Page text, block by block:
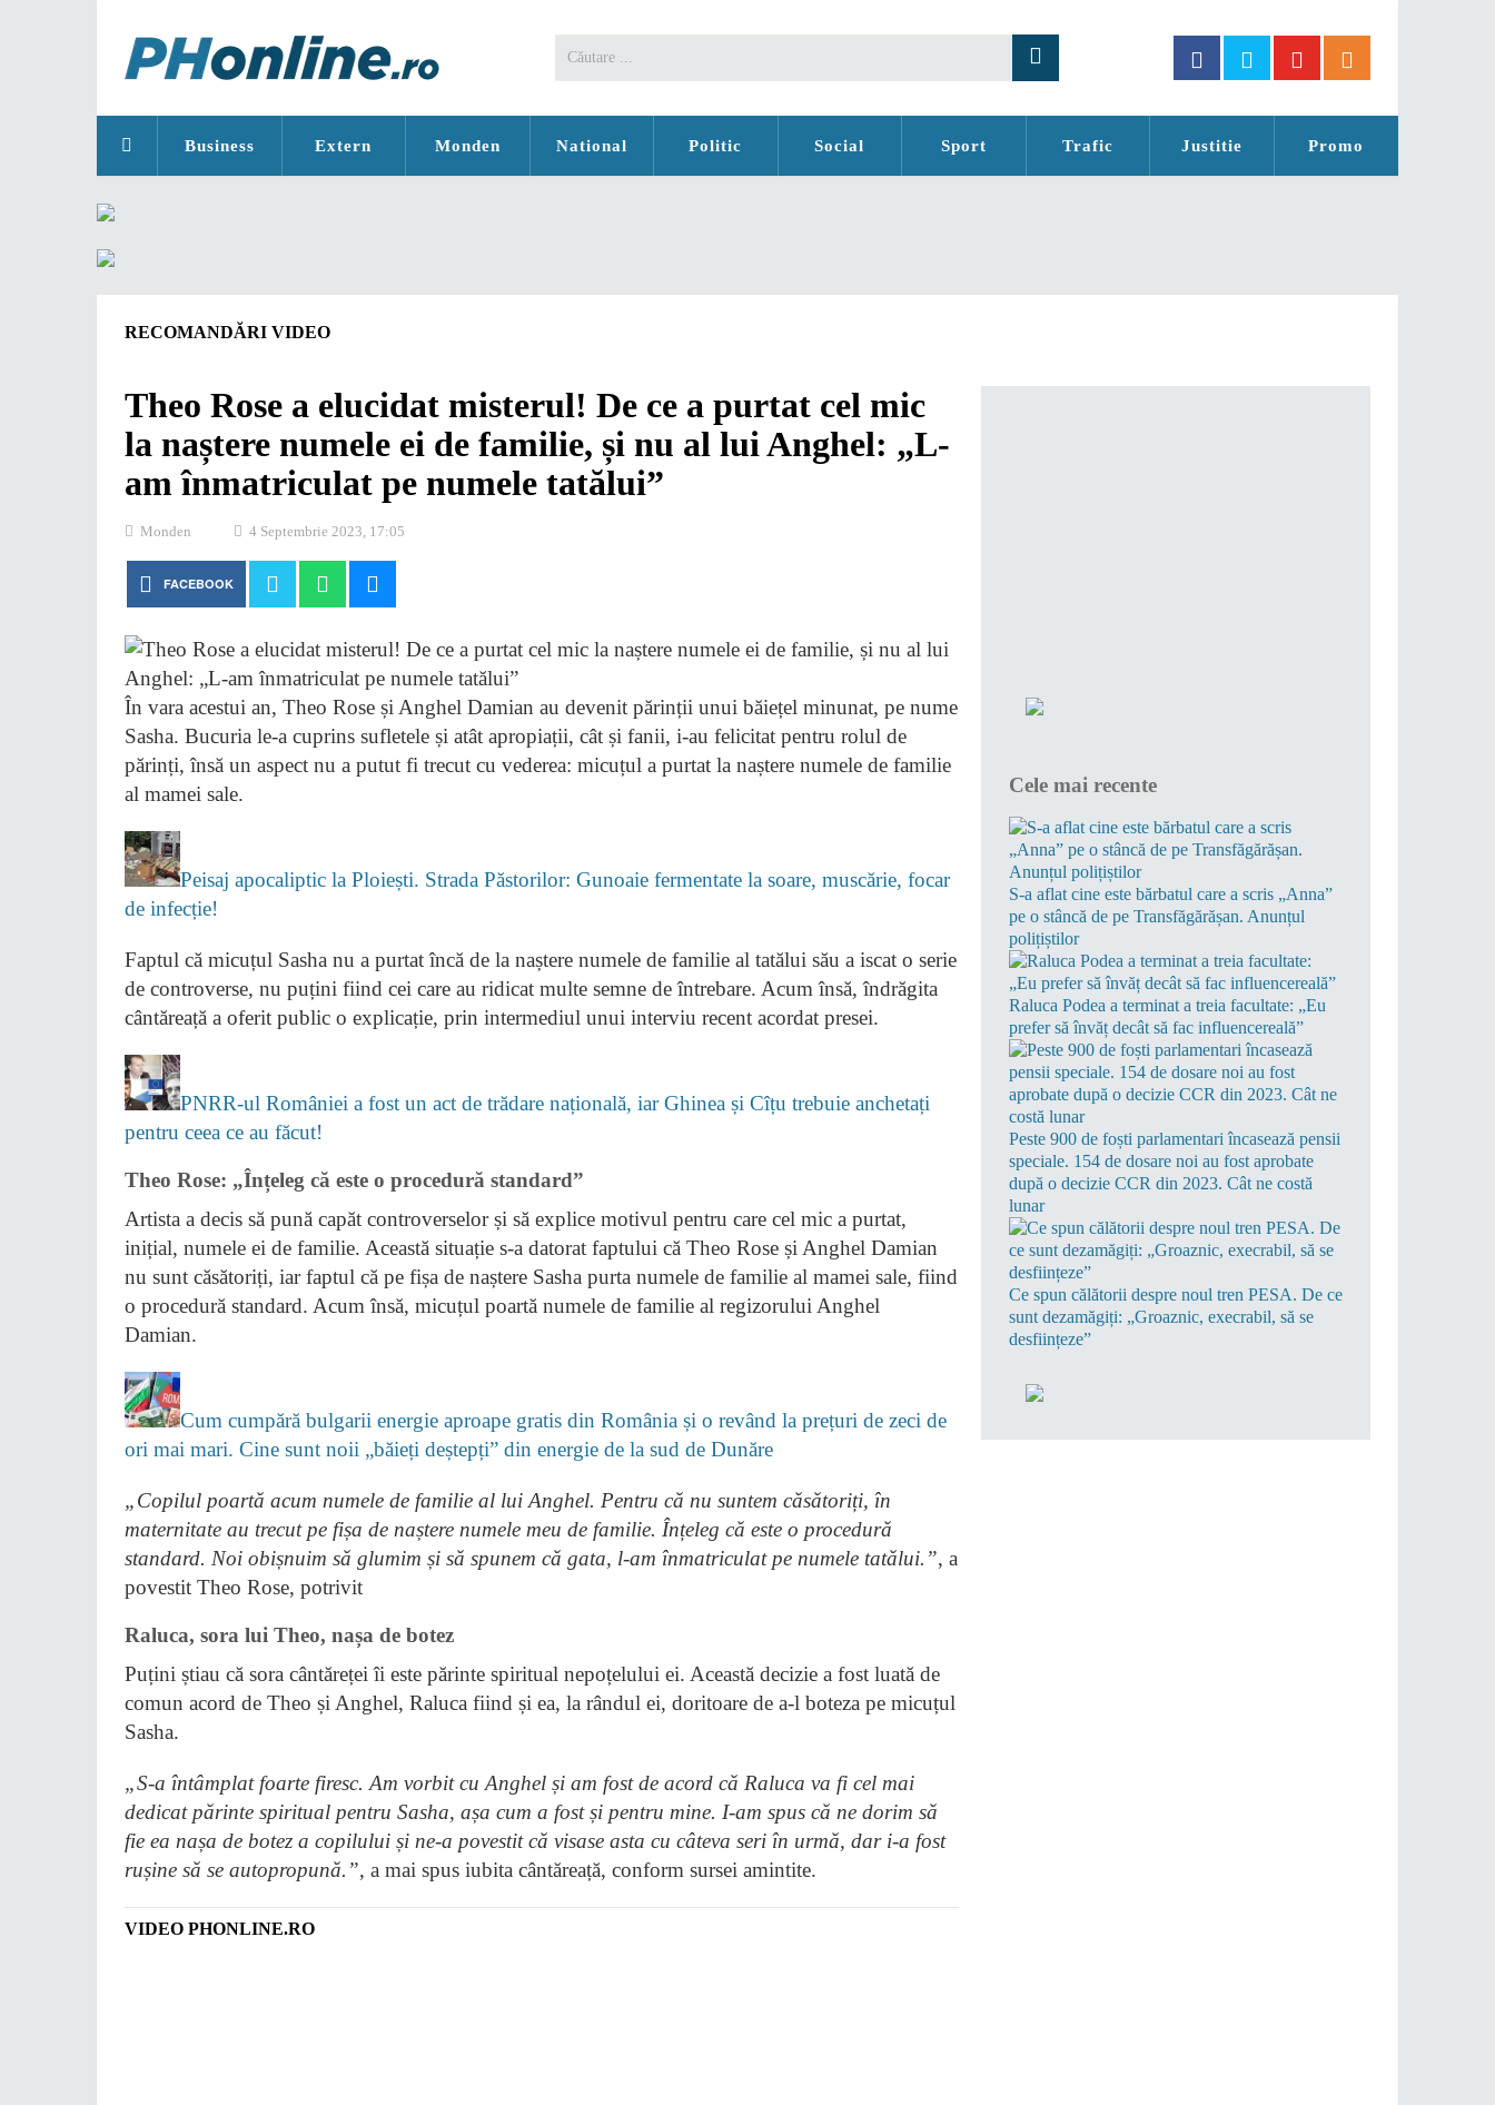
Business Extern Monden National Politic Social Sport Trafic Justitie Promo
RECOMANDĂRI VIDEO
Theo Rose a elucidat misterul! De ce a purtat cel mic
la naștere numele ei de familie, și nu al lui Anghel: „L-
am înmatriculat pe numele tatălui”
Monden 4 Septembrie 2023, 17:05
FACEBOOK
În vara acestui an, Theo Rose și Anghel Damian au devenit părinții unui băiețel minunat, pe nume
Sasha. Bucuria le-a cuprins sufletele și atât apropiații, cât și fanii, i-au felicitat pentru rolul de
părinți, însă un aspect nu a putut fi trecut cu vederea: micuțul a purtat la naștere numele de familie
al mamei sale.
Peisaj apocaliptic la Ploiești. Strada Păstorilor: Gunoaie fermentate la soare, muscărie, focar
de infecție!
Faptul că micuțul Sasha nu a purtat încă de la naștere numele de familie al tatălui său a iscat o serie
de controverse, nu puțini fiind cei care au ridicat multe semne de întrebare. Acum însă, îndrăgita
cântăreață a oferit public o explicație, prin intermediul unui interviu recent acordat presei.
PNRR-ul României a fost un act de trădare națională, iar Ghinea și Cîțu trebuie anchetați
pentru ceea ce au făcut!
Theo Rose: „Înțeleg că este o procedură standard”
Artista a decis să pună capăt controverselor și să explice motivul pentru care cel mic a purtat,
inițial, numele ei de familie. Această situație s-a datorat faptului că Theo Rose și Anghel Damian
nu sunt căsătoriți, iar faptul că pe fișa de naștere Sasha purta numele de familie al mamei sale, fiind
o procedură standard. Acum însă, micuțul poartă numele de familie al regizorului Anghel
Damian.
Cum cumpără bulgarii energie aproape gratis din România și o revând la prețuri de zeci de
ori mai mari. Cine sunt noii „băieți deștepți” din energie de la sud de Dunăre
„Copilul poartă acum numele de familie al lui Anghel. Pentru că nu suntem căsătoriți, în
maternitate au trecut pe fișa de naștere numele meu de familie. Înțeleg că este o procedură
standard. Noi obișnuim să glumim și să spunem că gata, l-am înmatriculat pe numele tatălui.”, a
povestit Theo Rose, potrivit
Raluca, sora lui Theo, nașa de botez
Puțini știau că sora cântăreței îi este părinte spiritual nepoțelului ei. Această decizie a fost luată de
comun acord de Theo și Anghel, Raluca fiind și ea, la rândul ei, doritoare de a-l boteza pe micuțul
Sasha.
„S-a întâmplat foarte firesc. Am vorbit cu Anghel și am fost de acord că Raluca va fi cel mai
dedicat părinte spiritual pentru Sasha, așa cum a fost și pentru mine. I-am spus că ne dorim să
fie ea nașa de botez a copilului și ne-a povestit că visase asta cu câteva seri în urmă, dar i-a fost
rușine să se autopropună.”, a mai spus iubita cântăreață, conform sursei amintite.
VIDEO PHONLINE.RO
Cele mai recente
S-a aflat cine este bărbatul care a scris „Anna”
pe o stâncă de pe Transfăgărășan. Anunțul
polițiștilor
Raluca Podea a terminat a treia facultate: „Eu
prefer să învăț decât să fac influencereală”
Peste 900 de foști parlamentari încasează pensii
speciale. 154 de dosare noi au fost aprobate
după o decizie CCR din 2023. Cât ne costă
lunar
Ce spun călătorii despre noul tren PESA. De ce
sunt dezamăgiți: „Groaznic, execrabil, să se
desființeze”